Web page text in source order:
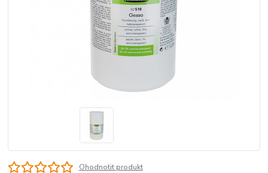
Ohodnotit produkt